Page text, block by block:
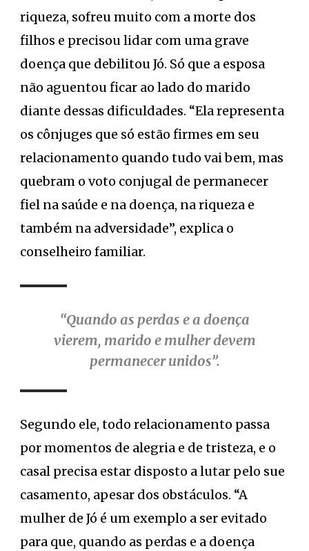
riqueza, sofreu muito com a morte dos
filhos e precisou lidar com uma grave
doença que debilitou Jó. Só que a esposa
não aguentou ficar ao lado do marido
diante dessas dificuldades. “Ela representa
os cônjuges que só estão firmes em seu
relacionamento quando tudo vai bem, mas
quebram o voto conjugal de permanecer
fiel na saúde e na doença, na riqueza e
também na adversidade”, explica o
conselheiro familiar.
“Quando as perdas e a doença
vierem, marido e mulher devem
permanecer unidos”.
Segundo ele, todo relacionamento passa
por momentos de alegria e de tristeza, e o
casal precisa estar disposto a lutar pelo sue
casamento, apesar dos obstáculos. “A
mulher de Jó é um exemplo a ser evitado
para que, quando as perdas e a doença